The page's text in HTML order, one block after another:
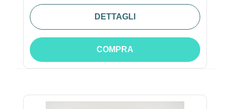
DETTAGLI
COMPRA